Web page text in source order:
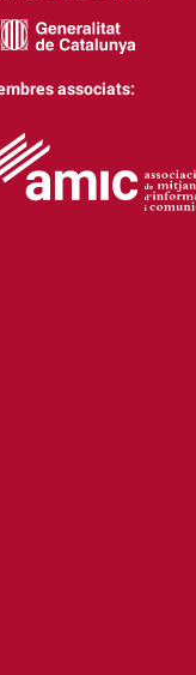
associats: